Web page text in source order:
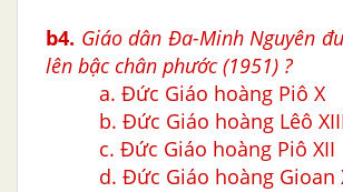
b4. Giáo dân Ða-Minh Nguyên
lên bậc chân phước (1951) ?
a. Đức Giáo hoàng Piô X
b. Đức Giáo hoàng Lêô
c. Đức Giáo hoàng Piô XII
d. Đức Giáo hoàng Gioan